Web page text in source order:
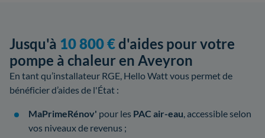
Jusqu'à 10 800 €d'aides pour votre
pompe à chaleur en Aveyron
En tant qu’installateur RGE, Hello Watt vous permet de
bénéficier d’aides de l'État :
MaPrimeRénov' pour les PAC air-eau, accessible selon
vos niveaux de revenus ;